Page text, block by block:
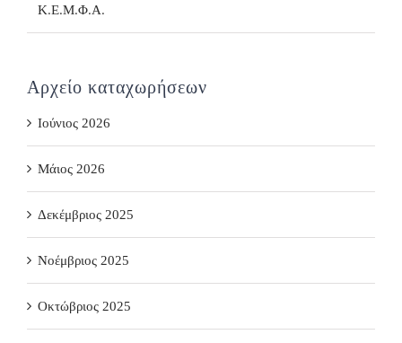
Κ.Ε.Μ.Φ.Α.
Αρχείο καταχωρήσεων
Ιούνιος 2026
Μάιος 2026
Δεκέμβριος 2025
Νοέμβριος 2025
Οκτώβριος 2025